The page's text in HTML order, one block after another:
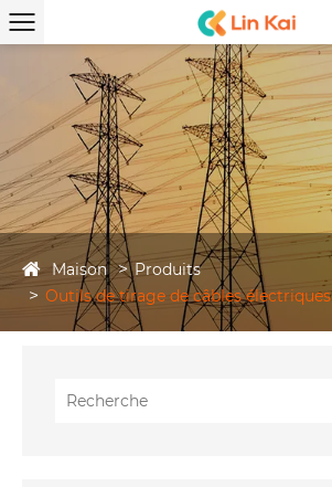
Maison
Produits
Outils de tirage de câbles électriques